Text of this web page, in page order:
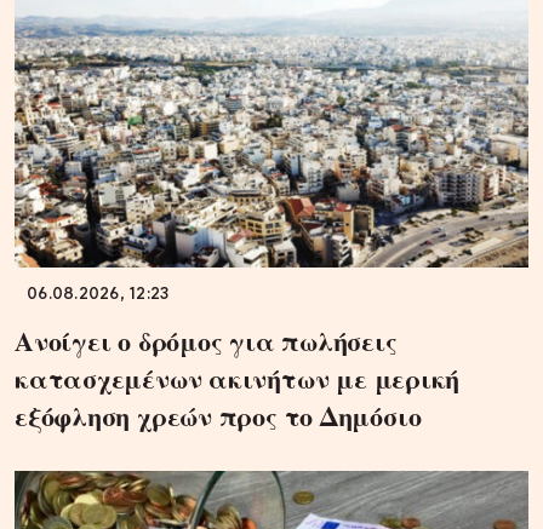
06.08.2026, 12:23
Ανοίγει ο δρόμος για πωλήσεις
κατασχεμένων ακινήτων με μερική
εξόφληση χρεών προς το Δημόσιο